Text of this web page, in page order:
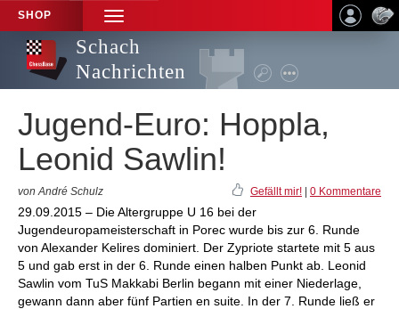
SHOP
TOGGLE
NAVIGATION
Schach
Nachrichten
Jugend-Euro: Hoppla,
Leonid Sawlin!
von André Schulz Gefällt mir! 0 Kommentare
29.09.2015 – Die Altergruppe U 16 bei der
Jugendeuropameisterschaft in Porec wurde bis zur 6. Runde
von Alexander Kelires dominiert. Der Zypriote startete mit 5 aus
5 und gab erst in der 6. Runde einen halben Punkt ab. Leonid
Sawlin vom TuS Makkabi Berlin begann mit einer Niederlage,
gewann dann aber fünf Partien en suite. In der 7. Runde ließ er